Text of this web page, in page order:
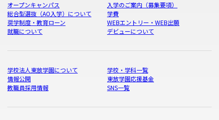
オープンキャンパス
入学のご案内（募集要項）
総合型選抜（AO入学）について
学費
奨学制度・教育ローン
WEBエントリー・WEB出願
就職について
デビューについて
学校法人東放学園について
学校・学科一覧
情報公開
東放学園応援基金
教職員採用情報
SNS一覧